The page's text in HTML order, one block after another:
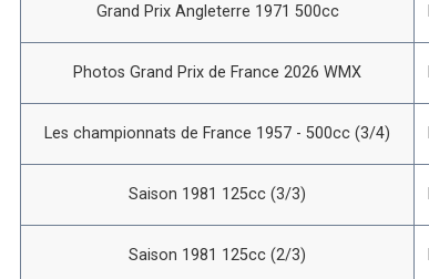
Grand Prix Angleterre 1971 500cc
Photos Grand Prix de France 2026 WMX
Les championnats de France 1957 - 500cc (3/4)
Saison 1981 125cc (3/3)
Saison 1981 125cc (2/3)